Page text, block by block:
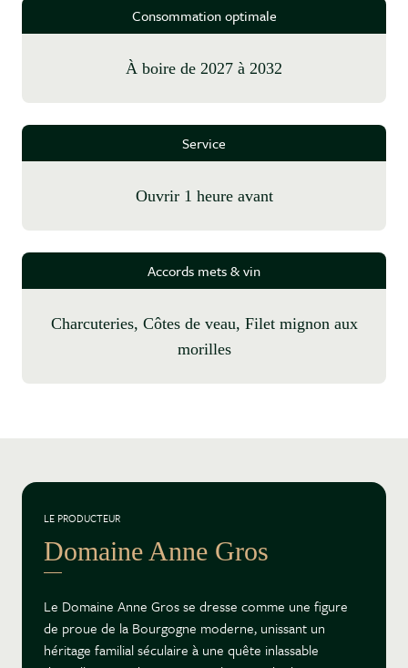
Consommation optimale
à boire de 2027 à 2032
Service
Ouvrir 1 heure avant
Accords mets & vin
Charcuteries, Côtes de veau, Filet mignon aux
morilles
LE PRODUCTEUR
Domaine Anne Gros
Le Domaine Anne Gros se dresse comme une figure
de proue de la Bourgogne moderne, unissant un
héritage familial séculaire à une quête inlassable